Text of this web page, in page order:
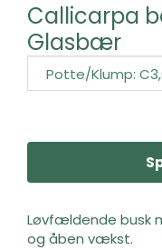
Callicarpa
Glasbær
Løvfældende busk
og åben vækst.